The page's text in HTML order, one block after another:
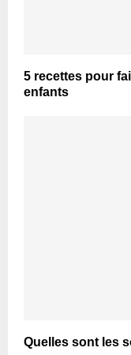
5 recettes pour
enfants
Quelles sont les